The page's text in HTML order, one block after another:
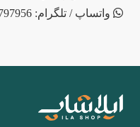
واتساپ / تلگرام: 09199797956